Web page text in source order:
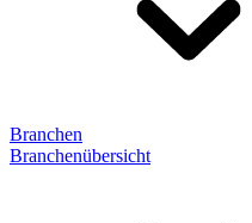
Branchen
Branchenübersicht